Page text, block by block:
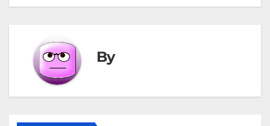
By